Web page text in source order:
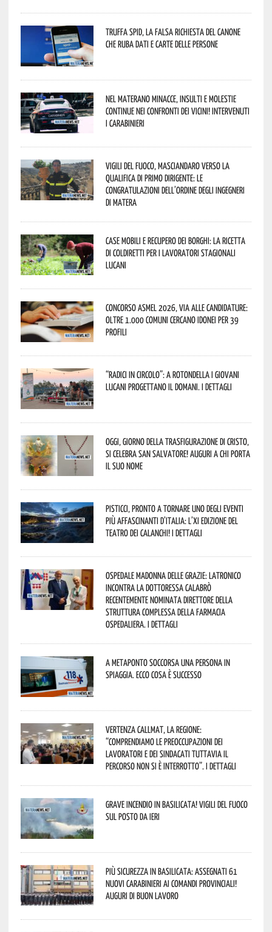
Truffa Spid, la falsa richiesta del canone
che ruba dati e carte delle persone
Nel materano minacce, insulti e molestie
continue nei confronti dei vicini! Intervenuti
i Carabinieri
Vigili del Fuoco, Masciandaro verso la
qualifica di Primo Dirigente: le
congratulazioni dell’Ordine degli Ingegneri
di Matera
Case mobili e recupero dei borghi: la ricetta
di Coldiretti per i lavoratori stagionali
lucani
Concorso Asmel 2026, via alle candidature:
oltre 1.000 Comuni cercano idonei per 39
profili
“Radici in Circolo”: a Rotondella i giovani
lucani progettano il domani. I dettagli
Oggi, giorno della Trasfigurazione di Cristo,
si celebra San Salvatore! Auguri a chi porta
il suo nome
Pisticci, pronto a tornare uno degli eventi
più affascinanti d’Italia: l’XI edizione del
Teatro dei Calanchi! I dettagli
Ospedale Madonna delle Grazie: Latronico
incontra la dottoressa Calabrò
recentemente nominata Direttore della
Struttura Complessa della Farmacia
Ospedaliera. I dettagli
A Metaponto soccorsa una persona in
spiaggia. Ecco cosa è successo
Vertenza CallMat, la Regione:
“comprendiamo le preoccupazioni dei
lavoratori e dei sindacati tuttavia il
percorso non si è interrotto”. I dettagli
Grave incendio in Basilicata! Vigili del fuoco
sul posto da ieri
Più sicurezza in Basilicata: assegnati 61
nuovi Carabinieri ai Comandi provinciali!
Auguri di buon lavoro